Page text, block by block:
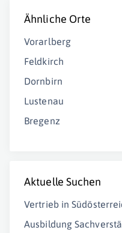
Ähnliche Orte
Vorarlberg
Feldkirch
Dornbirn
Lustenau
Bregenz
Aktuelle Suchen
Vertrieb in
Ausbildung